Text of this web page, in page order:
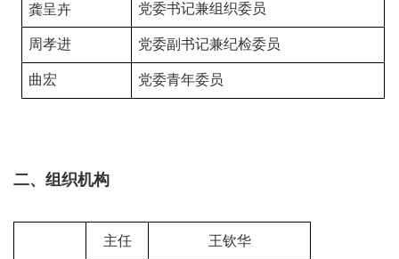
龚呈卉 党委书记兼组织委员
周孝进 党委副书记兼纪检委员
曲宏 党委青年委员
二、组织机构
主任 王钦华